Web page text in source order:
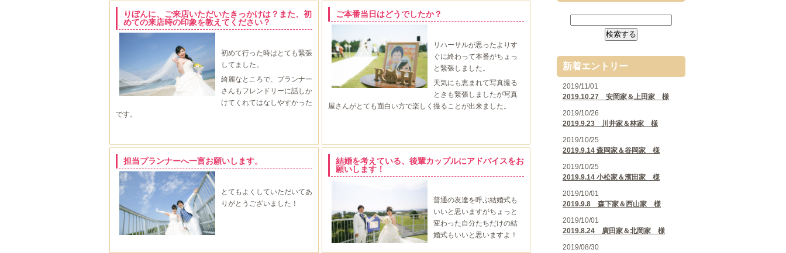
りぼんに、ご来店いただいたきっかけは？また、初
めての来店時の印象を教えてください？
初めて行った時はとても緊張
してました。
綺麗なところで、プランナー
さんもフレンドリーに話しか
けてくれてはなしやすかった
です。
ご本番当日はどうでしたか？
リハーサルが思ったよりす
ぐに終わって本番がちょっ
と緊張しました。
天気にも恵まれて写真撮る
ときも緊張しましたが写真
屋さんがとても面白い方で楽しく撮ることが出来ました。
担当プランナーへ一言お願いします。
とてもよくしていただいてあ
りがとうございました！
結婚を考えている、後輩カップルにアドバイスをお
願いします！
普通の友達を呼ぶ結婚式も
いいと思いますがちょっと
変わった自分たちだけの結
婚式もいいと思いますよ！
新着エントリー
2019/11/01
2019.10.27 安岡家＆上田家 様
2019/10/26
2019.9.23 川井家＆林家 様
2019/10/25
2019.9.14 森岡家＆谷岡家 様
2019/10/25
2019.9.14 小松家＆濱田家 様
2019/10/01
2019.9.8 森下家＆西山家 様
2019/10/01
2019.8.24 廣田家＆北岡家 様
2019/08/30